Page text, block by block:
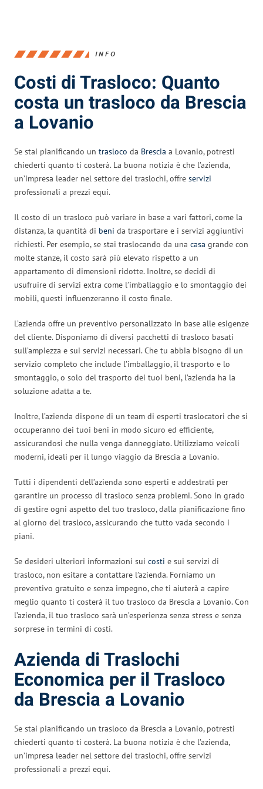
INFO
Costi di Trasloco: Quanto
costa un trasloco da Brescia
a Lovanio
Se stai pianificando un trasloco da Brescia a Lovanio, potresti
chiederti quanto ti costerà. La buona notizia è che l’azienda,
un’impresa leader nel settore dei traslochi, offre servizi
professionali a prezzi equi.
Il costo di un trasloco può variare in base a vari fattori, come la
distanza, la quantità di beni da trasportare e i servizi aggiuntivi
richiesti. Per esempio, se stai traslocando da una casa grande con
molte stanze, il costo sarà più elevato rispetto a un
appartamento di dimensioni ridotte. Inoltre, se decidi di
usufruire di servizi extra come l’imballaggio e lo smontaggio dei
mobili, questi influenzeranno il costo finale.
L’azienda offre un preventivo personalizzato in base alle esigenze
del cliente. Disponiamo di diversi pacchetti di trasloco basati
sull’ampiezza e sui servizi necessari. Che tu abbia bisogno di un
servizio completo che include l’imballaggio, il trasporto e lo
smontaggio, o solo del trasporto dei tuoi beni, l’azienda ha la
soluzione adatta a te.
Inoltre, l’azienda dispone di un team di esperti traslocatori che si
occuperanno dei tuoi beni in modo sicuro ed efficiente,
assicurandosi che nulla venga danneggiato. Utilizziamo veicoli
moderni, ideali per il lungo viaggio da Brescia a Lovanio.
Tutti i dipendenti dell’azienda sono esperti e addestrati per
garantire un processo di trasloco senza problemi. Sono in grado
di gestire ogni aspetto del tuo trasloco, dalla pianificazione fino
al giorno del trasloco, assicurando che tutto vada secondo i
piani.
Se desideri ulteriori informazioni sui costi e sui servizi di
trasloco, non esitare a contattare l’azienda. Forniamo un
preventivo gratuito e senza impegno, che ti aiuterà a capire
meglio quanto ti costerà il tuo trasloco da Brescia a Lovanio. Con
l’azienda, il tuo trasloco sarà un’esperienza senza stress e senza
sorprese in termini di costi.
Azienda di Traslochi
Economica per il Trasloco
da Brescia a Lovanio
Se stai pianificando un trasloco da Brescia a Lovanio, potresti
chiederti quanto ti costerà. La buona notizia è che l’azienda,
un’impresa leader nel settore dei traslochi, offre servizi
professionali a prezzi equi.